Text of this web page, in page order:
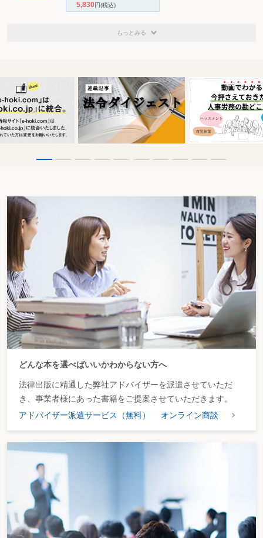
5,830円(税込)
もっとみる
どんな本を選べばいいかわからない方へ
法律出版に精通した弊社アドバイザーを派遣させていただ
き、事業者様にあった書籍をご提案させていただきます。
アドバイザー派遣サービス（無料）
オンライン商談